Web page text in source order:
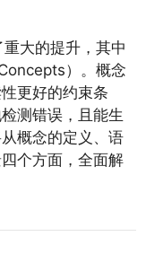
大的提升，其中
）。概念
更好的约束条
测错误，且能生
概念的定义、语
个方面，全面解